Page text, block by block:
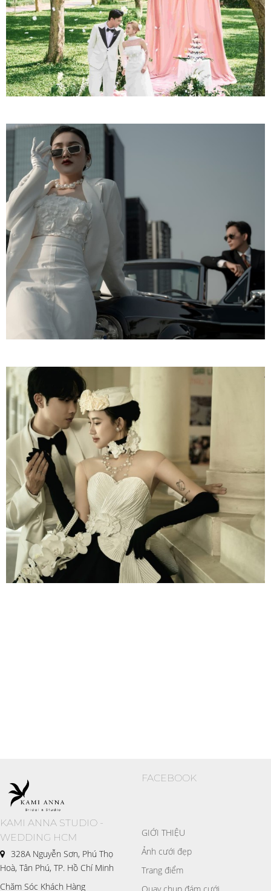
KAMI ANNA STUDIO -
WEDDING HCM
328A Nguyễn Sơn, Phú Thọ
Hoà, Tân Phú, TP. Hồ Chí Minh
Chăm Sóc Khách Hàng
FACEBOOK
GIỚI THIỆU
Ảnh cưới đẹp
Trang điểm